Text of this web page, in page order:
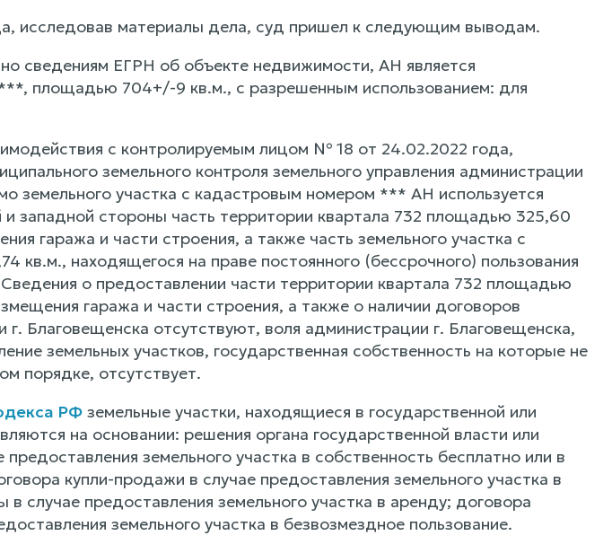
исследовав материалы дела, суд пришел к следующим выводам.
сведениям ЕГРН об объекте недвижимости, АН является
площадью 704+/-9 кв.м., с разрешенным использованием: для
с контролируемым лицом № 18 от 24.02.2022 года,
земельного контроля земельного управления администрации
земельного участка с кадастровым номером *** АН используется
западной стороны часть территории квартала 732 площадью 325,60
гаража и части строения, а также часть земельного участка с
находящегося на праве постоянного (бессрочного) пользования
о предоставлении части территории квартала 732 площадью
гаража и части строения, а также о наличии договоров
Благовещенска отсутствуют, воля администрации г. Благовещенска,
земельных участков, государственная собственность на которые не
порядке, отсутствует.
РФземельные участки, находящиеся в государственной или
на основании: решения органа государственной власти или
земельного участка в собственность бесплатно или в
купли-продажи в случае предоставления земельного участка в
случае предоставления земельного участка в аренду; договора
земельного участка в безвозмездное пользование.